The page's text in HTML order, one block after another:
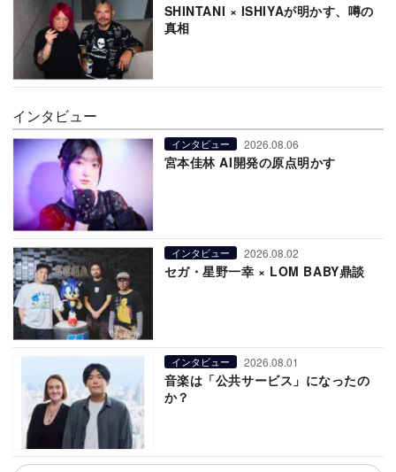
SHINTANI × ISHIYAが明かす、噂の
真相
インタビュー
インタビュー 2026.08.06
宮本佳林 AI開発の原点明かす
インタビュー 2026.08.02
セガ・星野一幸 × LOM BABY鼎談
インタビュー 2026.08.01
音楽は「公共サービス」になったの
か？